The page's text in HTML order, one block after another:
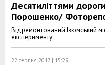
Десятиліттями
Порошенко/
Відремонтований Ізюмський
експерименту
22 серпня 2017 | 15:29